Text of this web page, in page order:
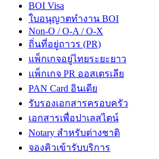
BOI Visa
ใบอนุญาตทำงาน BOI
Non-O / O-A / O-X
ถิ่นที่อยู่ถาวร (PR)
แพ็กเกจอยู่ไทยระยะยาว
แพ็กเกจ PR ออสเตรเลีย
PAN Card อินเดีย
รับรองเอกสารครอบครัว
เอกสารเพื่อปาเลสไตน์
Notary สำหรับต่างชาติ
จองคิวเข้ารับบริการ